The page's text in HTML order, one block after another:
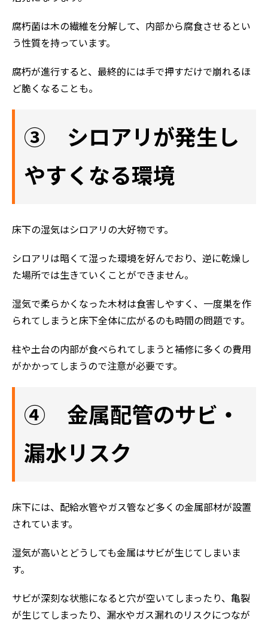
腐朽菌は木の繊維を分解して、内部から腐食させるとい
う性質を持っています。
腐朽が進行すると、最終的には手で押すだけで崩れるほ
ど脆くなることも。
③ シロアリが発生し
やすくなる環境
床下の湿気はシロアリの大好物です。
シロアリは暗くて湿った環境を好んでおり、逆に乾燥し
た場所では生きていくことができません。
湿気で柔らかくなった木材は食害しやすく、一度巣を作
られてしまうと床下全体に広がるのも時間の問題です。
柱や土台の内部が食べられてしまうと補修に多くの費用
がかかってしまうので注意が必要です。
④ 金属配管のサビ・
漏水リスク
床下には、配給水管やガス管など多くの金属部材が設置
されています。
湿気が高いとどうしても金属はサビが生じてしまいま
す。
サビが深刻な状態になると穴が空いてしまったり、亀裂
が生じてしまったり、漏水やガス漏れのリスクにつなが